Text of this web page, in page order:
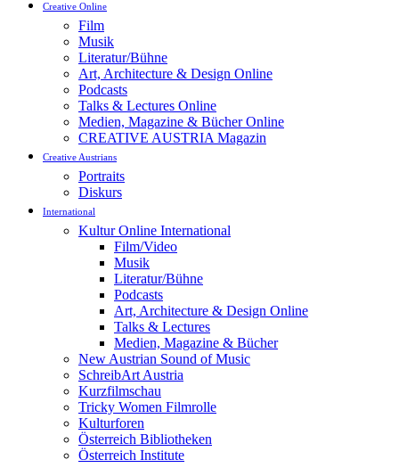
Creative Online
Film
Musik
Literatur/Bühne
Art, Architecture & Design Online
Podcasts
Talks & Lectures Online
Medien, Magazine & Bücher Online
CREATIVE AUSTRIA Magazin
Creative Austrians
Portraits
Diskurs
International
Kultur Online International
Film/Video
Musik
Literatur/Bühne
Podcasts
Art, Architecture & Design Online
Talks & Lectures
Medien, Magazine & Bücher
New Austrian Sound of Music
SchreibArt Austria
Kurzfilmschau
Tricky Women Filmrolle
Kulturforen
Österreich Bibliotheken
Österreich Institute